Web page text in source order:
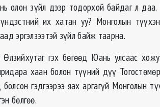
олон зүйл дээр тодорхой байдаг л
их хатан уу? Монголын
эргэлзээтэй зүйл байж таарна.
гэх бөгөөд Юань улсаас
хаан болон түүний дүү
гэдгээрээ яах аргагүй Монголын
бөлгөө.